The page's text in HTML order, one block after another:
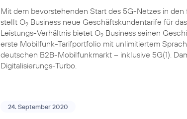
Mit dem bevorstehenden Start des 5G-Netzes in
stellt O2 Business neue Geschäftskundentarife für
Leistungs-Verhältnis bietet O2 Business seinen
erste Mobilfunk-Tarifportfolio mit unlimitiertem
deutschen B2B-Mobilfunkmarkt – inklusive 5G(1).
Digitalisierungs-Turbo.
24. September 2020